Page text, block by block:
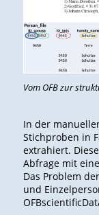
Vom OFB zur
In der
Stichproben in
extrahiert.
Abfrage mit
Das Problem
und